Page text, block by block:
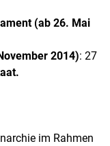
(ab 26. Mai
2014): 27
im Rahmen